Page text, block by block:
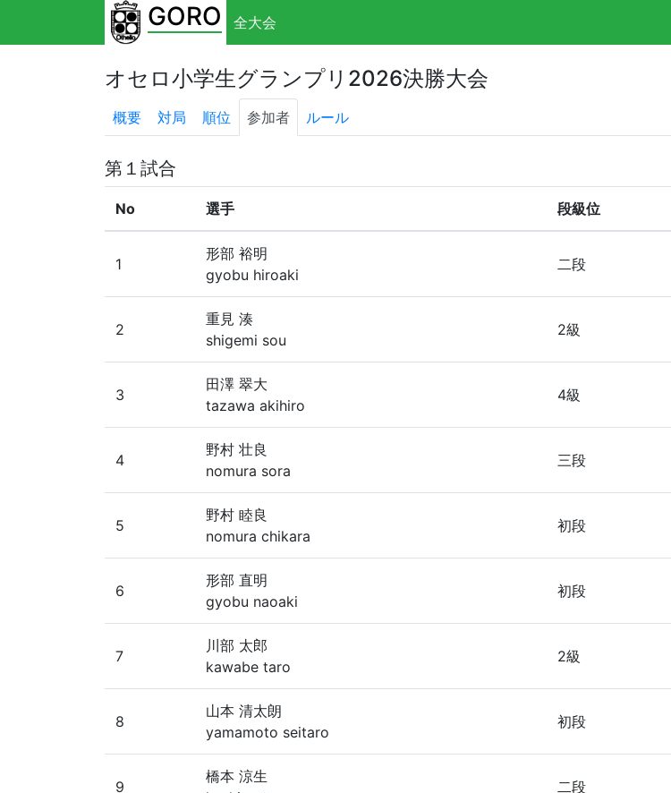
GORO 全大会
オセロ小学生グランプリ2026決勝大会
概要 対局 順位 参加者 ルール
第１試合
No 選手 段級位
1
形部 裕明
gyobu hiroaki
二段
2
重見 湊
shigemi sou
2級
3
田澤 翠大
tazawa akihiro
4級
4
野村 壮良
nomura sora
三段
5
野村 睦良
nomura chikara
初段
6
形部 直明
gyobu naoaki
初段
7
川部 太郎
kawabe taro
2級
8
山本 清太朗
yamamoto seitaro
初段
9
橋本 涼生
二段